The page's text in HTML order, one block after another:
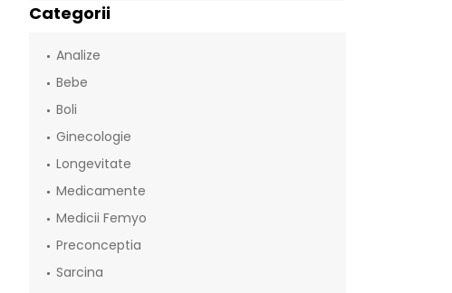
Categorii
Analize
Bebe
Boli
Ginecologie
Longevitate
Medicamente
Medicii Femyo
Preconceptia
Sarcina